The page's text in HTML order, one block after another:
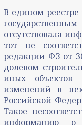
В едином реестре
отсутствовала
тот не
редакции ФЗ от
долевом
иных объектов
изменений в
Российской
Такое
информацию о